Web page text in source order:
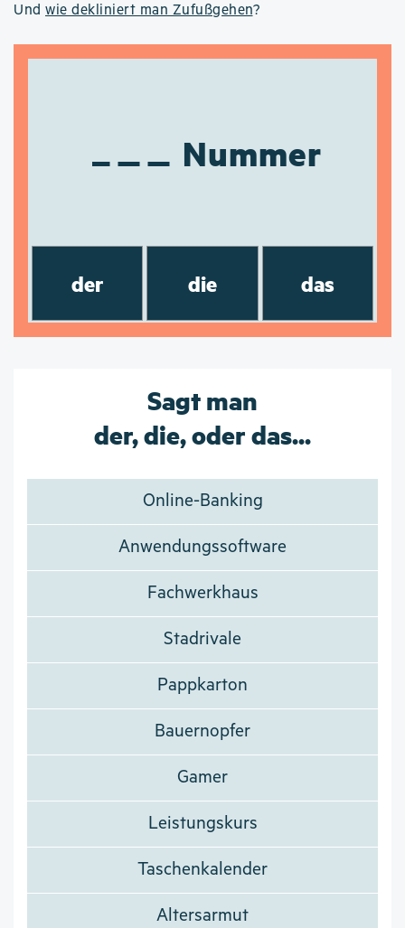
Und wie dekliniert man Zufußgehen?
Nummer
der die das
Sagt man
der, die, oder das...
Online-Banking
Anwendungssoftware
Fachwerkhaus
Stadrivale
Pappkarton
Bauernopfer
Gamer
Leistungskurs
Taschenkalender
Altersarmut